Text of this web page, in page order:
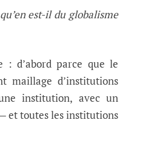
est-il du globalisme
: d’abord parce que le
maillage d’institutions
institution, avec un
et toutes les institutions